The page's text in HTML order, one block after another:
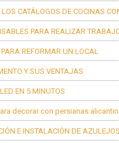
CATÁLOGOS DE COCINAS
PARA REALIZAR
REFORMAR UN LOCAL
Y SUS VENTAJAS
EN 5 MINUTOS
decorar con persianas
E INSTALACIÓN DE